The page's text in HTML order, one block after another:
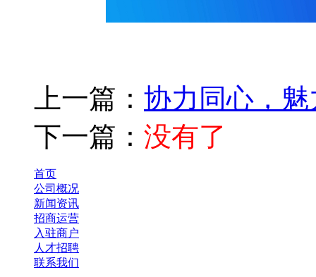
上一篇： 协力同心，
下一篇： 没有了
首页
公司概况
新闻资讯
招商运营
入驻商户
人才招聘
联系我们